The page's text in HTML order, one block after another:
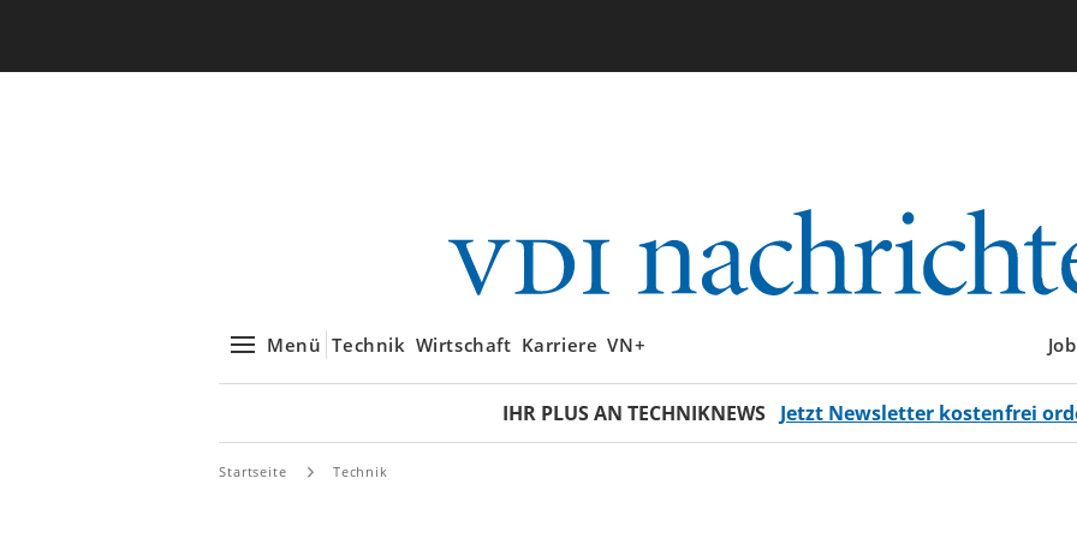
Menü Technik Wirtschaft Karriere VN+
IHR PLUS AN TECHNIKNEWS Jetzt Newsletter kostenfrei
Startseite Technik